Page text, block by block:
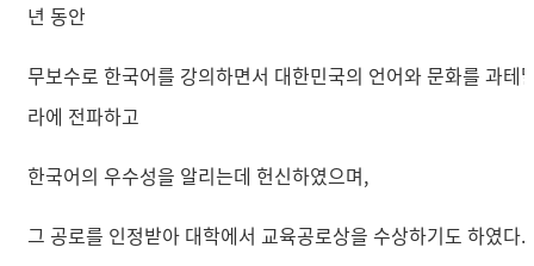
년 동안
무보수로 한국어를 강의하면서 대한민국의 언어와 문화를 과테
라에 전파하고
한국어의 우수성을 알리는데 헌신하였으며,
그 공로를 인정받아 대학에서 교육공로상을 수상하기도 하였다.